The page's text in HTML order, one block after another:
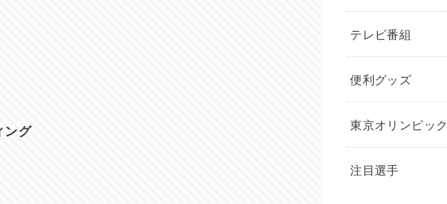
ング
テレビ番組
便利グッズ
東京オリンピック
注目選手